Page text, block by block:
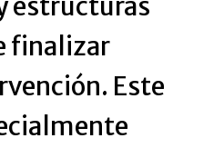
finalizar
Este